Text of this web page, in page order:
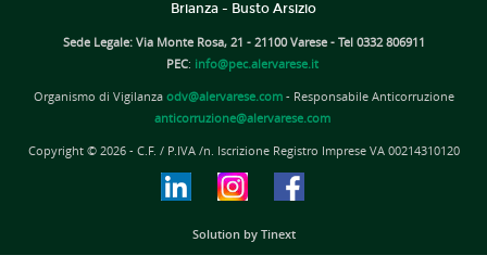
Brianza - Busto Arsizio
Sede Legale: Via Monte Rosa, 21 - 21100 Varese - Tel 0332 806911
PEC: info@pec.alervarese.it
Organismo di Vigilanza odv@alervarese.com- Responsabile Anticorruzione
anticorruzione@alervarese.com
Copyright © 2026 - C.F. / P.IVA /n. Iscrizione Registro Imprese VA 00214310120
Solution by Tinext